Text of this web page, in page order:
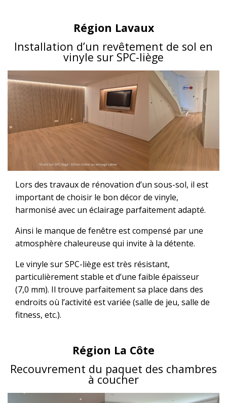
Région Lavaux
Installation d’un revêtement de sol en
vinyle sur SPC-liège
Lors des travaux de rénovation d’un sous-sol, il est
important de choisir le bon décor de vinyle,
harmonisé avec un éclairage parfaitement adapté.
Ainsi le manque de fenêtre est compensé par une
atmosphère chaleureuse qui invite à la détente.
Le vinyle sur SPC-liège est très résistant,
particulièrement stable et d’une faible épaisseur
(7,0 mm). Il trouve parfaitement sa place dans des
endroits où l’activité est variée (salle de jeu, salle de
fitness, etc.).
Région La Côte
Recouvrement du paquet des chambres
à coucher